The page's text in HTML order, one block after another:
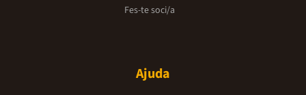
Fes-te soci/a
Ajuda